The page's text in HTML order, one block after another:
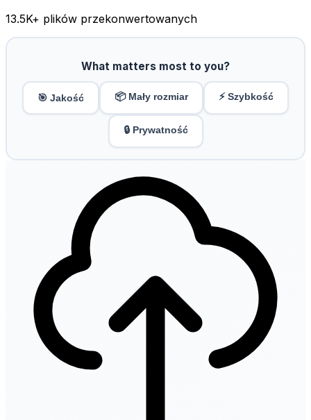
13.5K+ plików przekonwertowanych
What matters most to you?
🎯 Jakość 📦 Mały rozmiar ⚡ Szybkość
🔒 Prywatność